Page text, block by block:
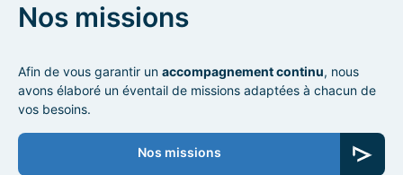
Nos missions
Afin de vous garantir un accompagnement continu, nous
avons élaboré un éventail de missions adaptées à chacun de
vos besoins.
Nos missions